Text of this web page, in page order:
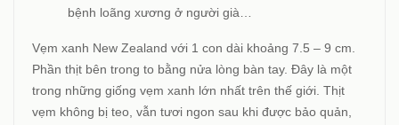
bệnh loãng xương ở người già…
Vẹm xanh New Zealand với 1 con dài khoảng 7.5 – 9 cm.
Phần thịt bên trong to bằng nửa lòng bàn tay. Đây là một
trong những giống vẹm xanh lớn nhất trên thế giới. Thịt
vẹm không bị teo, vẫn tươi ngon sau khi được bảo quản,